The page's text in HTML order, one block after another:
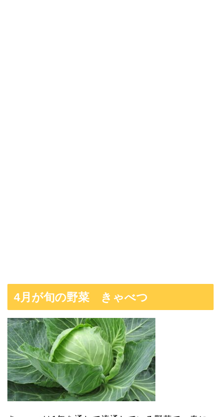
4月が旬の野菜 きゃべつ